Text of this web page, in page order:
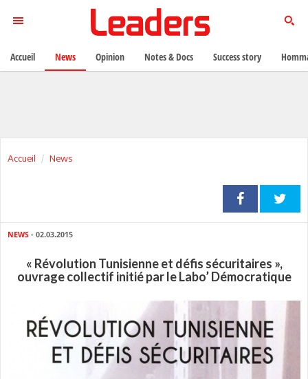
Accueil News
NEWS - 02.03.2015
« Révolution Tunisienne et défis sécuritaires »,
ouvrage collectif initié par le Labo’ Démocratique
Accueil News Opinion Notes & Docs Success story